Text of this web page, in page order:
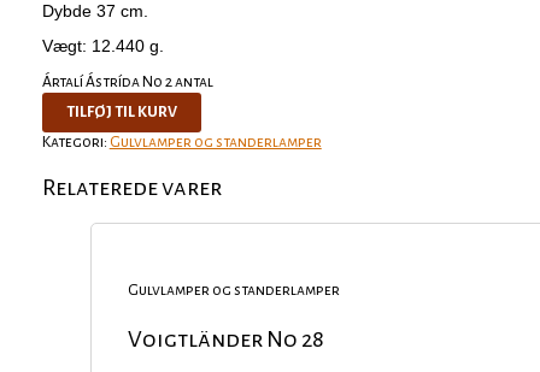
Dybde 37 cm.
Vægt: 12.440 g.
Ártalí Ástrída No 2 antal
TILFØJ TIL KURV
Kategori: Gulvlamper og standerlamper
Relaterede varer
Gulvlamper og standerlamper
Voigtländer No 28